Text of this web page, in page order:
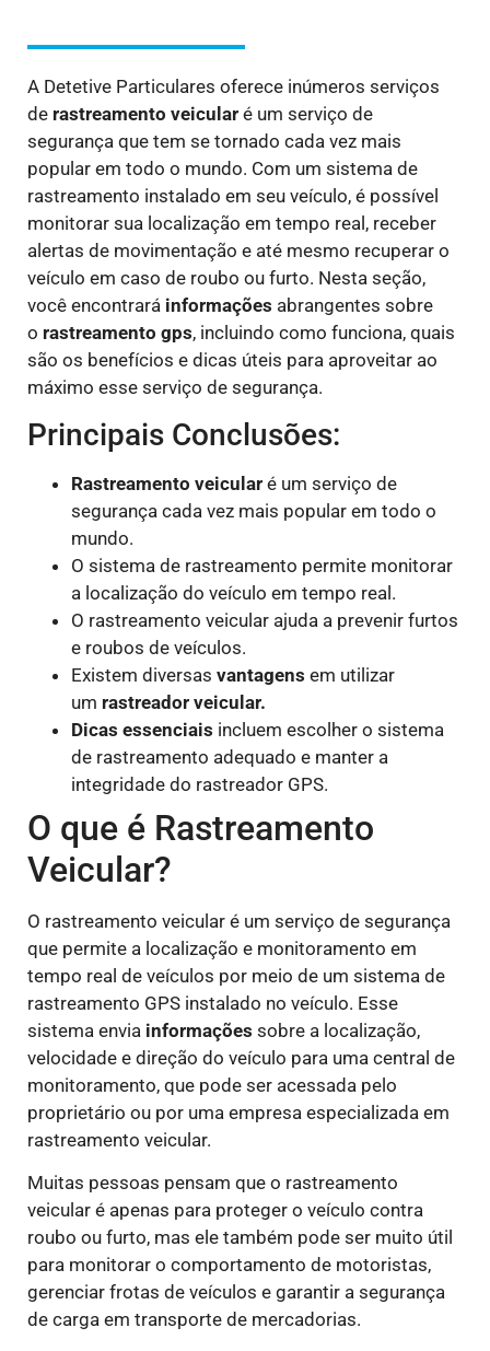
A Detetive Particulares oferece inúmeros serviços
de rastreamento veicular é um serviço de
segurança que tem se tornado cada vez mais
popular em todo o mundo. Com um sistema de
rastreamento instalado em seu veículo, é possível
monitorar sua localização em tempo real, receber
alertas de movimentação e até mesmo recuperar o
veículo em caso de roubo ou furto. Nesta seção,
você encontrará informações abrangentes sobre
o rastreamento gps, incluindo como funciona, quais
são os benefícios e dicas úteis para aproveitar ao
máximo esse serviço de segurança.
Principais Conclusões:
Rastreamento veicular é um serviço de
segurança cada vez mais popular em todo o
mundo.
O sistema de rastreamento permite monitorar
a localização do veículo em tempo real.
O rastreamento veicular ajuda a prevenir furtos
e roubos de veículos.
Existem diversas vantagens em utilizar
um rastreador veicular.
Dicas essenciais incluem escolher o sistema
de rastreamento adequado e manter a
integridade do rastreador GPS.
O que é Rastreamento
Veicular?
O rastreamento veicular é um serviço de segurança
que permite a localização e monitoramento em
tempo real de veículos por meio de um sistema de
rastreamento GPS instalado no veículo. Esse
sistema envia informações sobre a localização,
velocidade e direção do veículo para uma central de
monitoramento, que pode ser acessada pelo
proprietário ou por uma empresa especializada em
rastreamento veicular.
Muitas pessoas pensam que o rastreamento
veicular é apenas para proteger o veículo contra
roubo ou furto, mas ele também pode ser muito útil
para monitorar o comportamento de motoristas,
gerenciar frotas de veículos e garantir a segurança
de carga em transporte de mercadorias.